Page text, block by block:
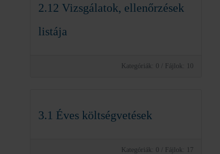
2.12 Vizsgálatok, ellenőrzések
listája
Kategóriák: 0 / Fájlok: 10
3.1 Éves költségvetések
Kategóriák: 0 / Fájlok: 17